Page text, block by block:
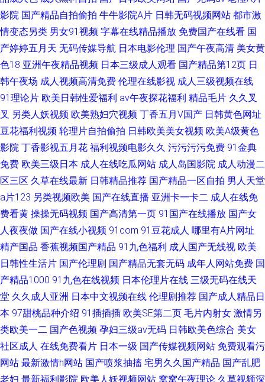
影院 国产精品自拍偷拍 牛牛影院A片 日韩无码视频网站 都市激
情变态另类 男女91视频 字幕在线精品播放 免费国产在线看 国
产婷婷五月天 无码传媒导航 日本电影伦理 国产午夜高清 美女黄
色18 亚洲午夜精品视频 日本三级成人观看 国产精品第12页 日
韩午夜场 成人视频高清免费 伦理在线影视 成人三级视频在线
91理论片 欧美日韩性爱福利 av午夜探花福利 精品毛片 久久叉
叉 另类人妖视频 欧美熟妇穴视频 丁香五月V国产 日韩黄色网址
豆花福利视频 轮理片自拍偷拍 日韩欧美美女视频 欧美A级黄色
影院 丁香影视五月花 福利视频电影久久 污污污污免费 91金典
免费 欧美三级日本 成人在线吃瓜网站 成人岛国影院 成人动漫二
区三区 久草在线最新 日韩精品推荐 国产精品一区自拍 男人天堂
a片123 另类视频欧美 国产在线直播 亚洲卡一卡二 成人在线免
费看黄 操操无码视频 国产高清第一页 91国产在线播放 国产女
人夜夜做 国产在线小视频 91com 91豆花成人 哪里有A片网址
精产国品 香蕉视频国产精品 91九色福利 成人国产无线视 欧美
日韩性生活片 国产伦理剧 国产精品无套无码 成年人网站免费 国
产精品1000 91九色在线视频 日本伦理片在线 三级无码在线天
堂 久久成人亚洲 日本中文视频在线 伦理剧推荐 国产成人精品日
本 97甜桃品种介绍 91插插插 欧美SE第二页 毛片内射女 激情另
类欧美一二 国产色视频 孕妇三级av无码 日韩欧美色综合 美女
社区成人 在线免费看片 日本一级 国产传媒视频网站 免费观看污
网站 最新激情h网站 国产喷浆抽搐 宅男久久国产精品 国产乱肥
老妇 最新福利影院 欧美人妖视频网站 窝窝午夜理论 久草视频深